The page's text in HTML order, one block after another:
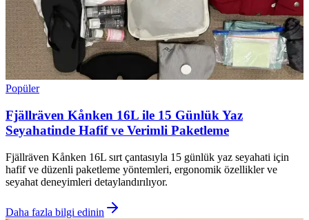
Popüler
Fjällräven Kånken 16L ile 15 Günlük Yaz
Seyahatinde Hafif ve Verimli Paketleme
Fjällräven Kånken 16L sırt çantasıyla 15 günlük yaz seyahati için
hafif ve düzenli paketleme yöntemleri, ergonomik özellikler ve
seyahat deneyimleri detaylandırılıyor.
Daha fazla bilgi edinin